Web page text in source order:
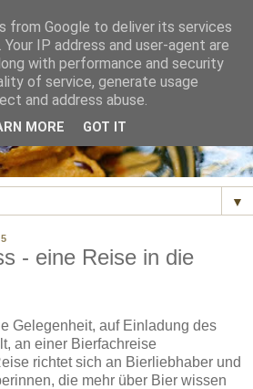
▼
- eine Reise in die
Gelegenheit, auf Einladung des
an einer Bierfachreise
richtet sich an Bierliebhaber und
die mehr über Bier wissen
from Google to deliver its services
IP address and user-agent are
with performance and security
of service, generate usage
and address abuse.
MORE GOT IT